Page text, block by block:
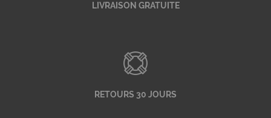
LIVRAISON GRATUITE
RETOURS 30 JOURS